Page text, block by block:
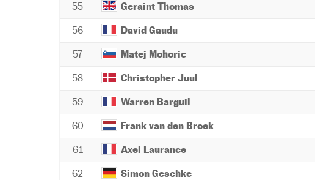
55 Geraint Thomas
56 David Gaudu
57 Matej Mohoric
58 Christopher Juul
59 Warren Barguil
60 Frank van den Broek
61 Axel Laurance
62 Simon Geschke